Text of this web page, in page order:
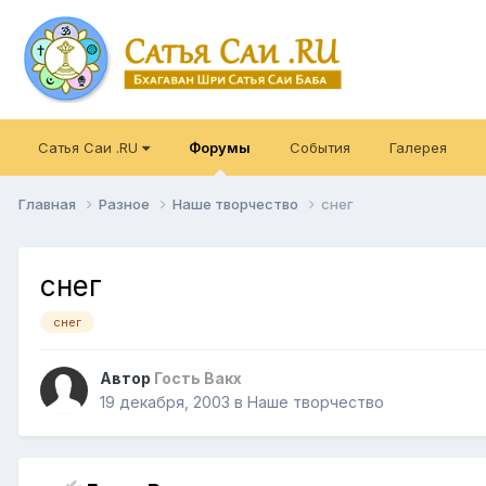
Сатья Саи .RU Форумы События Галерея
Главная Разное Наше творчество снег
снег
снег
Автор Гость Вакх
19 декабря, 2003 в Наше творчество